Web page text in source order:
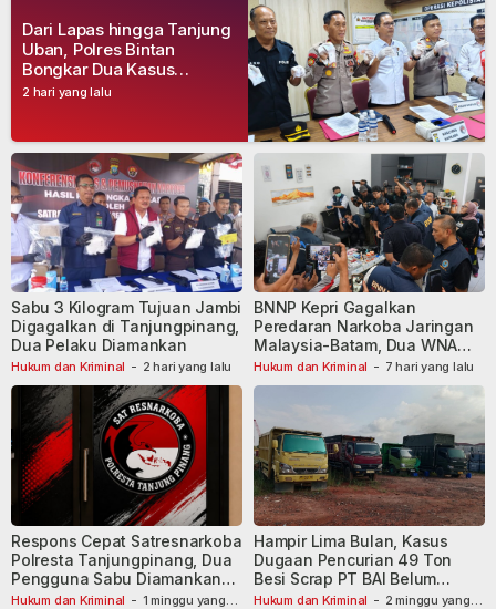
2 hari yang lalu
Dari Lapas hingga Tanjung
Uban, Polres Bintan
Bongkar Dua Kasus
Narkoba, Empat Tersangka
Hukum dan Kriminal - 2 hari yang lalu
Sabu 3 Kilogram Tujuan Jambi
Digagalkan di Tanjungpinang,
Dua Pelaku Diamankan
Hukum dan Kriminal - 7 hari yang lalu
BNNP Kepri Gagalkan
Peredaran Narkoba Jaringan
Malaysia-Batam, Dua WNA
Masih Diburu
Hukum dan Kriminal - 1 minggu yang
Respons Cepat Satresnarkoba
Polresta Tanjungpinang, Dua
Pengguna Sabu Diamankan
Usai Dilaporkan ke Call Center
Hukum dan Kriminal - 2 minggu yang
Hampir Lima Bulan, Kasus
Dugaan Pencurian 49 Ton
Besi Scrap PT BAI Belum
Tetapkan Tersangka